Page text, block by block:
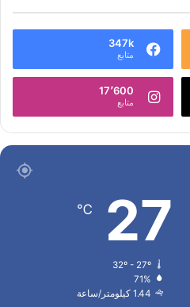
347k
متابع
17٬600
متابع
27
℃
32º - 27º
71%
1.44 كيلومتر/ساعة